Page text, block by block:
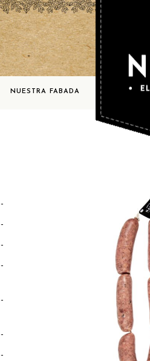
NUESTRA FABADA